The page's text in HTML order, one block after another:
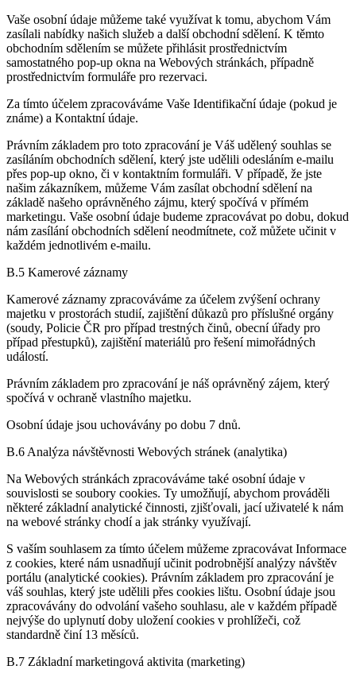
Vaše osobní údaje můžeme také využívat k tomu, abychom Vám
zasílali nabídky našich služeb a další obchodní sdělení. K těmto
obchodním sdělením se můžete přihlásit prostřednictvím
samostatného pop-up okna na Webových stránkách, případně
prostřednictvím formuláře pro rezervaci.
Za tímto účelem zpracováváme Vaše Identifikační údaje (pokud je
známe) a Kontaktní údaje.
Právním základem pro toto zpracování je Váš udělený souhlas se
zasíláním obchodních sdělení, který jste udělili odesláním e-mailu
přes pop-up okno, či v kontaktním formuláři. V případě, že jste
našim zákazníkem, můžeme Vám zasílat obchodní sdělení na
základě našeho oprávněného zájmu, který spočívá v přímém
marketingu. Vaše osobní údaje budeme zpracovávat po dobu, dokud
nám zasílání obchodních sdělení neodmítnete, což můžete učinit v
každém jednotlivém e-mailu.
B.5 Kamerové záznamy
Kamerové záznamy zpracováváme za účelem zvýšení ochrany
majetku v prostorách studií, zajištění důkazů pro příslušné orgány
(soudy, Policie ČR pro případ trestných činů, obecní úřady pro
případ přestupků), zajištění materiálů pro řešení mimořádných
událostí.
Právním základem pro zpracování je náš oprávněný zájem, který
spočívá v ochraně vlastního majetku.
Osobní údaje jsou uchovávány po dobu 7 dnů.
B.6 Analýza návštěvnosti Webových stránek (analytika)
Na Webových stránkách zpracováváme také osobní údaje v
souvislosti se soubory cookies. Ty umožňují, abychom prováděli
některé základní analytické činnosti, zjišťovali, jací uživatelé k nám
na webové stránky chodí a jak stránky využívají.
S vaším souhlasem za tímto účelem můžeme zpracovávat Informace
z cookies, které nám usnadňují učinit podrobnější analýzy návštěv
portálu (analytické cookies). Právním základem pro zpracování je
váš souhlas, který jste udělili přes cookies lištu. Osobní údaje jsou
zpracovávány do odvolání vašeho souhlasu, ale v každém případě
nejvýše do uplynutí doby uložení cookies v prohlížeči, což
standardně činí 13 měsíců.
B.7 Základní marketingová aktivita (marketing)